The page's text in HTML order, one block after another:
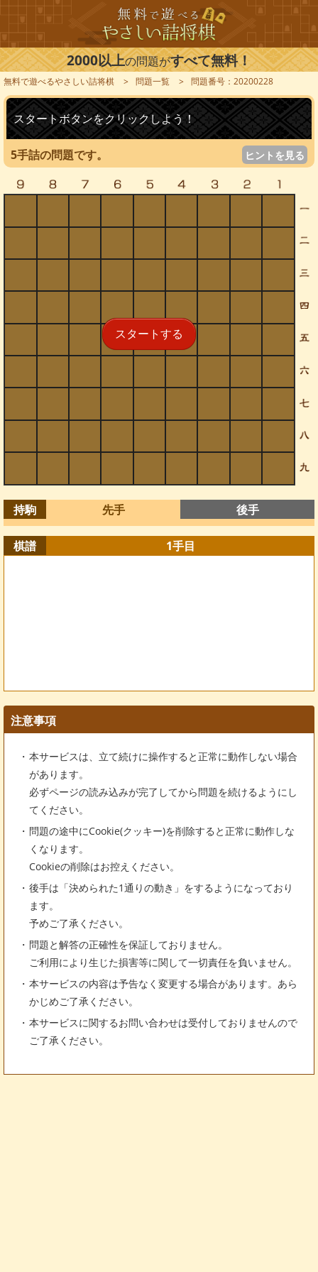
2000以上の問題がすべて無料！
無料で遊べるやさしい詰将棋 問題一覧 問題番号：20200228
スタートボタンをクリックしよう！
5手詰の問題です。 ヒントを見る
スタートする
持駒 先手 後手
棋譜 1手目
注意事項
本サービスは、立て続けに操作すると正常に動作しない場合
があります。
必ずページの読み込みが完了してから問題を続けるようにし
てください。
問題の途中にCookie(クッキー)を削除すると正常に動作しな
くなります。
Cookieの削除はお控えください。
後手は「決められた1通りの動き」をするようになっており
ます。
予めご了承ください。
問題と解答の正確性を保証しておりません。
ご利用により生じた損害等に関して一切責任を負いません。
本サービスの内容は予告なく変更する場合があります。あら
かじめご了承ください。
本サービスに関するお問い合わせは受付しておりませんので
ご了承ください。